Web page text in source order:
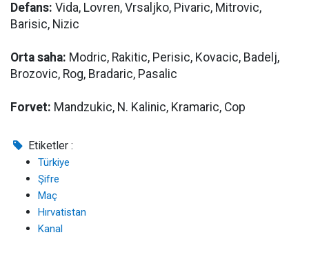
Defans: Vida, Lovren, Vrsaljko, Pivaric, Mitrovic,
Barisic, Nizic
Orta saha: Modric, Rakitic, Perisic, Kovacic, Badelj,
Brozovic, Rog, Bradaric, Pasalic
Forvet: Mandzukic, N. Kalinic, Kramaric, Cop
Etiketler :
Türkiye
Şifre
Maç
Hırvatistan
Kanal